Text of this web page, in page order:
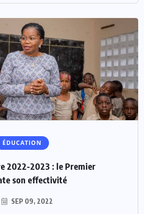
ÉDUCATION
2022-2023 : le Premier
son effectivité
SEP 09, 2022